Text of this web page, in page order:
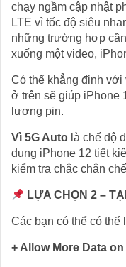
chạy ngầm cập nhật
LTE vì tốc độ siêu
những trường hợp
xuống một video,
Có thể khẳng định
ở trên sẽ giúp iPhone
lượng pin.
Vì 5G Auto là chế độ
dụng iPhone 12 tiết
kiểm tra chắc chắn
LỰA CHỌN 2 –
Các bạn có thể có thể
+ Allow More Data on